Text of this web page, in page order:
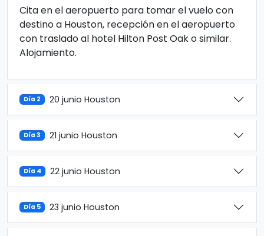
Cita en el aeropuerto para tomar el vuelo con
destino a Houston, recepción en el aeropuerto
con traslado al hotel Hilton Post Oak o similar.
Alojamiento.
Día 2 20 junio Houston
Día 3 21 junio Houston
Día 4 22 junio Houston
Día 5 23 junio Houston